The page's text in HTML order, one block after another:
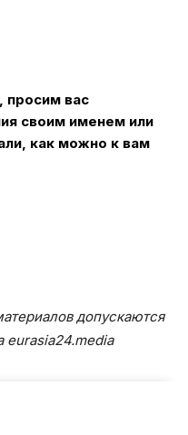
просим вас
своим именем или
как можно к вам
допускаются
eurasia24.media